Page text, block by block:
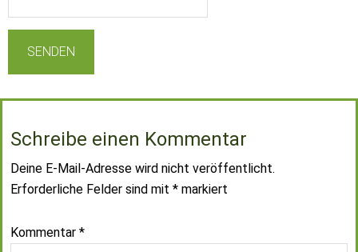
Schreibe einen Kommentar
Deine E-Mail-Adresse wird nicht veröffentlicht.
Erforderliche Felder sind mit * markiert
Kommentar *